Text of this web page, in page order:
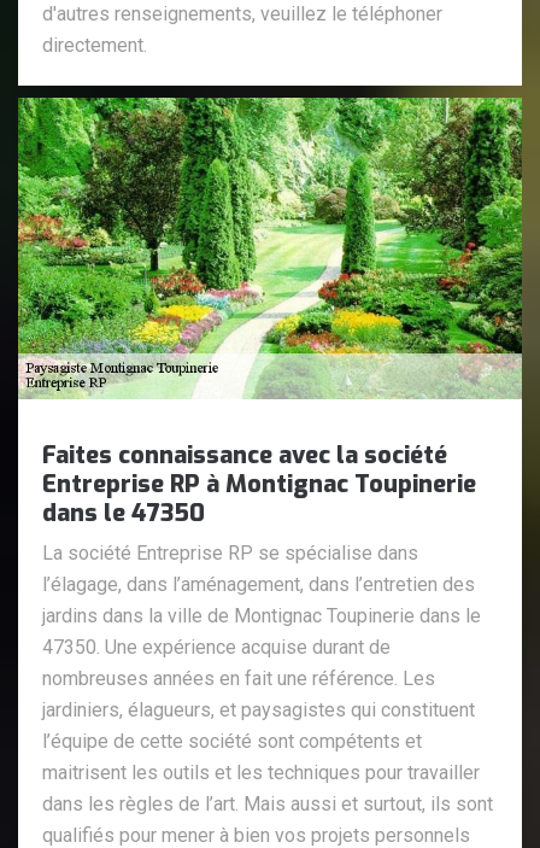
d'autres renseignements, veuillez le téléphoner
directement.
Faites connaissance avec la société
Entreprise RP à Montignac Toupinerie
dans le 47350
La société Entreprise RP se spécialise dans
l’élagage, dans l’aménagement, dans l’entretien des
jardins dans la ville de Montignac Toupinerie dans le
47350. Une expérience acquise durant de
nombreuses années en fait une référence. Les
jardiniers, élagueurs, et paysagistes qui constituent
l’équipe de cette société sont compétents et
maitrisent les outils et les techniques pour travailler
dans les règles de l’art. Mais aussi et surtout, ils sont
qualifiés pour mener à bien vos projets personnels